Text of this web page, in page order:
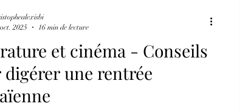
les nuls
Arithmancie pour les nuls
religion et art
et cinéma - Conseils
une rentrée
2025
16 min de lecture